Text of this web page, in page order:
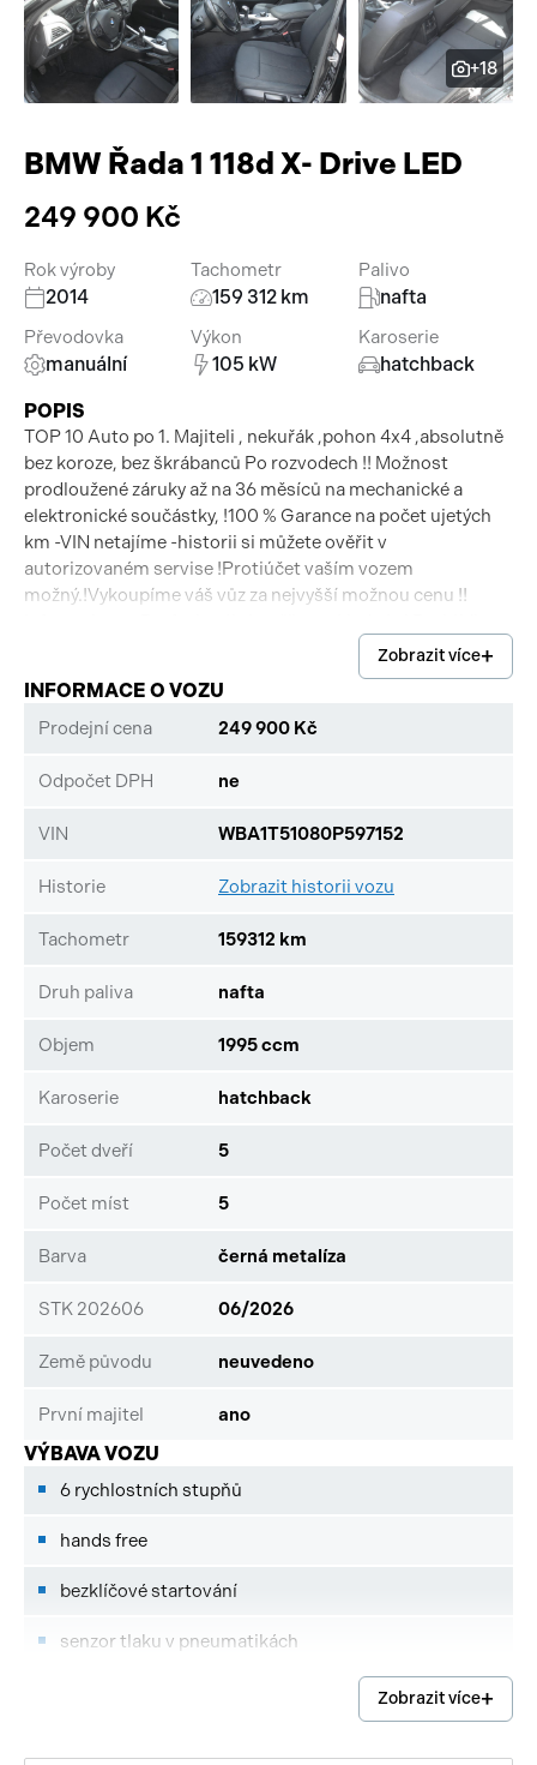
Pracovní stroje
Náhradní díly
Příslušenství
Auto a život
Videa
+18
BMW Řada 1 118d X- Drive LED
249 900 Kč
Rok výroby
2014
Tachometr
159 312 km
Palivo
nafta
Převodovka
manuální
Výkon
105 kW
Karoserie
hatchback
POPIS
TOP 10 Auto po 1. Majiteli , nekuřák ,pohon 4x4 ,absolutně
bez koroze, bez škrábanců Po rozvodech !! Možnost
prodloužené záruky až na 36 měsíců na mechanické a
elektronické součástky, !100 % Garance na počet ujetých
km -VIN netajíme -historii si můžete ověřit v
autorizovaném servise !Protiúčet vaším vozem
možný.!Vykoupíme váš vůz za nejvyšší možnou cenu !!
vaším automechanikem možná !Neváhejte násZobrazit více
INFORMACE O VOZU
Prodejní cena 249 900 Kč
Odpočet DPH ne
VIN WBA1T51080P597152
Historie Zobrazit historii vozu
Tachometr 159312 km
Druh paliva nafta
Objem 1995 ccm
Karoserie hatchback
Počet dveří 5
Počet míst 5
Barva černá metalíza
STK 202606 06/2026
Země původu neuvedeno
První majitel ano
VÝBAVA VOZU
6 rychlostních stupňů
hands free
bezklíčové startování
senzor tlaku v pneumatikách
Zobrazit více